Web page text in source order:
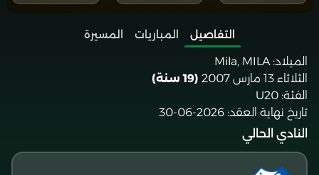
التفاصيل المباريات
المسيرة
الميلاد: Mila, MILA
الثلاثاء 13 مارس 2007
(19 سنة)
الفئة: U20
تاريخ نهاية العقد: 2026-06-30
النادي الحالي